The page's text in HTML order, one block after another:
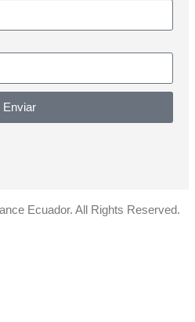
Enviar
Ecuador. All Rights Reserved.